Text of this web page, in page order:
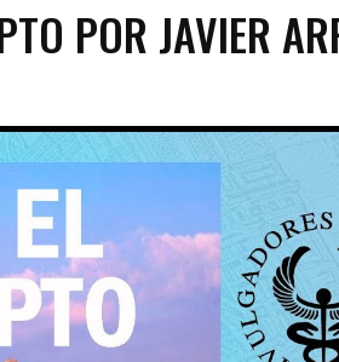
POR JAVIER